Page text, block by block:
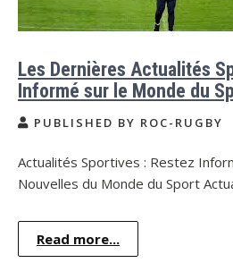
Les Dernières Actualités
Informé sur le Monde du
PUBLISHED BY ROC-RUGBY
Actualités Sportives : Restez
Nouvelles du Monde du Sport
Read more...